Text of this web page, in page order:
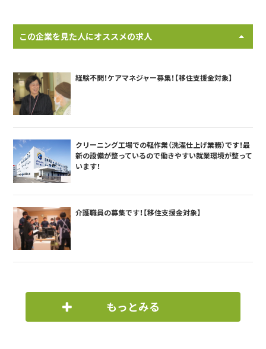
この企業を見た人にオススメの求人
経験不問！ケアマネジャー募集！【移住支援金対象】
クリーニング工場での軽作業（洗濯仕上げ業務）です！最
新の設備が整っているので働きやすい就業環境が整って
います！
介護職員の募集です！【移住支援金対象】
もっとみる